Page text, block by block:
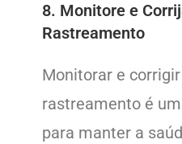
8. Monitore e
Rastreamento
Monitorar e
rastreamento é
para manter a